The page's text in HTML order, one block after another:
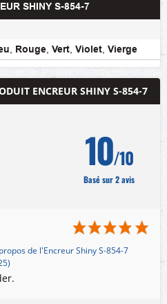
SHINY S-854-7
, Rouge, Vert, Violet, Vierge
ENCREUR SHINY S-854-7
10/10
Basé sur 2 avis
de l'Encreur Shiny S-854-7